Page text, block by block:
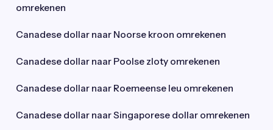
omrekenen
Canadese dollar naar Noorse kroon omrekenen
Canadese dollar naar Poolse zloty omrekenen
Canadese dollar naar Roemeense leu omrekenen
Canadese dollar naar Singaporese dollar omrekenen